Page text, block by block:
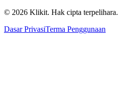
© 2026 Klikit. Hak cipta terpelihara.
Dasar PrivasiTerma Penggunaan